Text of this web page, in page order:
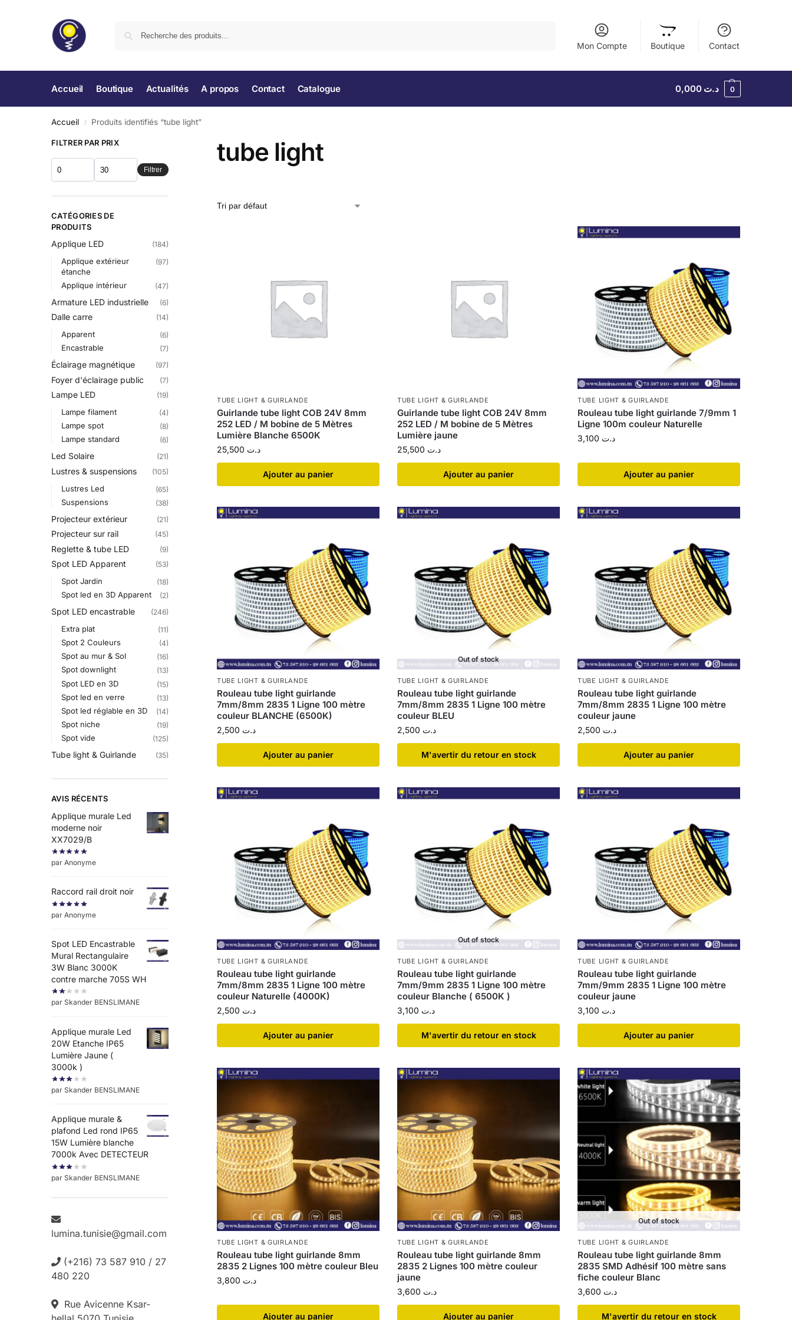
Mon Compte Boutique Contact
Accueil Boutique Actualités A propos Contact Catalogue د.ت 0,000 0
Accueil / Produits identifiés “tube light”
tube light
TUBE LIGHT & GUIRLANDE
Guirlande tube light COB 24V 8mm
252 LED / M bobine de 5 Mètres
Lumière Blanche 6500K
د.ت
Ajouter au panier
TUBE LIGHT & GUIRLANDE
Guirlande tube light COB 24V 8mm
252 LED / M bobine de 5 Mètres
Lumière jaune
د.ت
Ajouter au panier
TUBE LIGHT & GUIRLANDE
Rouleau tube light guirlande 7/9mm 1
Ligne 100m couleur Naturelle
د.ت
Ajouter au panier
TUBE LIGHT & GUIRLANDE
Rouleau tube light guirlande
7mm/8mm 2835 1 Ligne 100 mètre
couleur BLANCHE (6500K)
د.ت
Ajouter au panier
Out of stock
TUBE LIGHT & GUIRLANDE
Rouleau tube light guirlande
7mm/8mm 2835 1 Ligne 100 mètre
couleur BLEU
د.ت
​M'avertir du retour en stock
TUBE LIGHT & GUIRLANDE
Rouleau tube light guirlande
7mm/8mm 2835 1 Ligne 100 mètre
couleur jaune
د.ت
Ajouter au panier
TUBE LIGHT & GUIRLANDE
Rouleau tube light guirlande
7mm/8mm 2835 1 Ligne 100 mètre
couleur Naturelle (4000K)
د.ت
Ajouter au panier
Out of stock
TUBE LIGHT & GUIRLANDE
Rouleau tube light guirlande
7mm/9mm 2835 1 Ligne 100 mètre
couleur Blanche ( 6500K )
د.ت
​M'avertir du retour en stock
TUBE LIGHT & GUIRLANDE
Rouleau tube light guirlande
7mm/9mm 2835 1 Ligne 100 mètre
couleur jaune
د.ت
Ajouter au panier
TUBE LIGHT & GUIRLANDE
Rouleau tube light guirlande 8mm
2835 2 Lignes 100 mètre couleur Bleu
د.ت
Ajouter au panier
TUBE LIGHT & GUIRLANDE
Rouleau tube light guirlande 8mm
2835 2 Lignes 100 mètre couleur
jaune
د.ت
Ajouter au panier
Out of stock
TUBE LIGHT & GUIRLANDE
Rouleau tube light guirlande 8mm
2835 SMD Adhésif 100 mètre sans
fiche couleur Blanc
د.ت
​M'avertir du retour en stock
FILTRER PAR PRIX
Filtrer
CATÉGORIES DE
PRODUITS
Applique LED (184)
Applique extérieur
étanche
(97)
Applique intérieur (47)
Armature LED industrielle (6)
Dalle carre (14)
Apparent (6)
Encastrable (7)
Éclairage magnétique (97)
Foyer d'éclairage public (7)
Lampe LED (19)
Lampe filament (4)
Lampe spot (8)
Lampe standard (6)
Led Solaire (21)
Lustres & suspensions (105)
Lustres Led (65)
Suspensions (38)
Projecteur extérieur (21)
Projecteur sur rail (45)
Reglette & tube LED (9)
Spot LED Apparent (53)
Spot Jardin (18)
Spot led en 3D Apparent (2)
Spot LED encastrable (246)
Extra plat (11)
Spot 2 Couleurs (4)
Spot au mur & Sol (16)
Spot downlight (13)
Spot LED en 3D (15)
Spot led en verre (13)
Spot led réglable en 3D (14)
Spot niche (19)
Spot vide (125)
Tube light & Guirlande (35)
AVIS RÉCENTS
Applique murale Led
moderne noir
XX7029/B
par Anonyme
Raccord rail droit noir
par Anonyme
Spot LED Encastrable
Mural Rectangulaire
3W Blanc 3000K
contre marche 705S WH
par Skander BENSLIMANE
Applique murale Led
20W Etanche IP65
Lumière Jaune (
3000k )
par Skander BENSLIMANE
Applique murale &
plafond Led rond IP65
15W Lumière blanche
7000k Avec DETECTEUR
par Skander BENSLIMANE
lumina.tunisie@gmail.com
(+216) 73 587 910 / 27
480 220
Rue Avicenne Ksar-